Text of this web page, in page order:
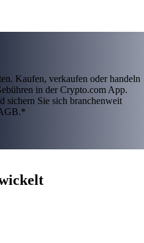
Kaufen, verkaufen oder handeln
in der Crypto.com App.
sichern Sie sich branchenweit